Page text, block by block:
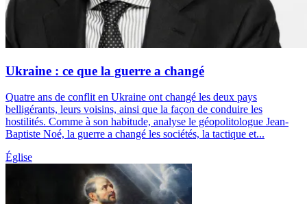
Ukraine : ce que la guerre a changé
Quatre ans de conflit en Ukraine ont changé les deux pays
belligérants, leurs voisins, ainsi que la façon de conduire les
hostilités. Comme à son habitude, analyse le géopolitologue Jean-
Baptiste Noé, la guerre a changé les sociétés, la tactique et...
Église